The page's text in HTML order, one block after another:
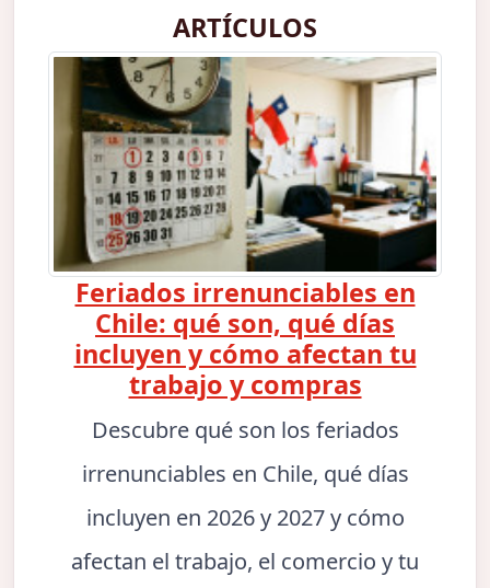
ARTÍCULOS
Feriados irrenunciables en
Chile: qué son, qué días
incluyen y cómo afectan tu
trabajo y compras
Descubre qué son los feriados
irrenunciables en Chile, qué días
incluyen en 2026 y 2027 y cómo
afectan el trabajo, el comercio y tu